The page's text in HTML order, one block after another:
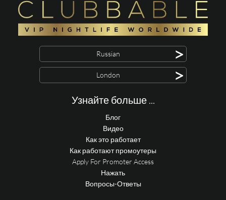
Russian >
London >
Узнайте больше ...
Блог
Видео
Как это работает
Как работают промоутеры
Apply For Promoter Access
Нажать
Вопросы-Ответы